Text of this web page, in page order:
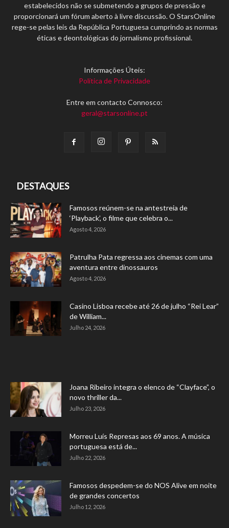
estabelecidos não se submetendo a grupos de pressão e
proporcionará um fórum aberto à livre discussão. O StarsOnline
rege-se pelas leis da República Portuguesa cumprindo as normas
éticas e deontológicas do jornalismo profissional.
Informações Úteis:
Política de Privacidade
Entre em contacto Connosco:
geral@starsonline.pt
DESTAQUES
Famosos reúnem-se na antestreia de
‘Playback’, o filme que celebra o...
Agosto 4, 2026
Patrulha Pata regressa aos cinemas com uma
aventura entre dinossauros
Agosto 4, 2026
Casino Lisboa recebe até 26 de julho “Rei Lear”
de William...
Julho 24, 2026
Joana Ribeiro integra o elenco de “Clayface”, o
novo thriller da...
Julho 23, 2026
Morreu Luís Represas aos 69 anos. A música
portuguesa está de...
Julho 22, 2026
Famosos despedem-se do NOS Alive em noite
de grandes concertos
Julho 12, 2026